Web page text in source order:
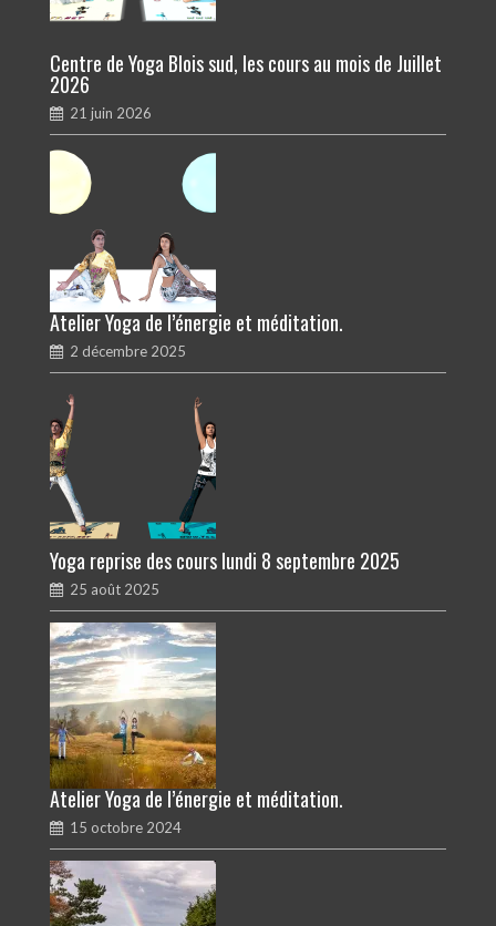
Centre de Yoga Blois sud, les cours au mois de Juillet
2026
21 juin 2026
Atelier Yoga de l’énergie et méditation.
2 décembre 2025
Yoga reprise des cours lundi 8 septembre 2025
25 août 2025
Atelier Yoga de l’énergie et méditation.
15 octobre 2024